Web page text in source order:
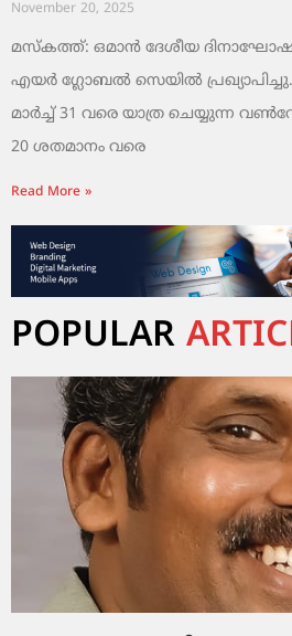
November 20, 2025
മസ്‌കത്ത്: ഒമാൻ ദേശീയ
എയർ ഗ്ലോബൽ സെയിൽ
മാർച്ച് 31 വരെ യാത്ര ചെയ്യുന്ന
20 ശതമാനം വരെ
Read More »
POPULAR